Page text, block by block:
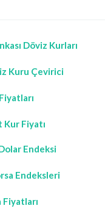
Döviz Kurları
Kuru Çevirici
Kur Fiyatı
Endeksi
Endeksleri
Fiyatları